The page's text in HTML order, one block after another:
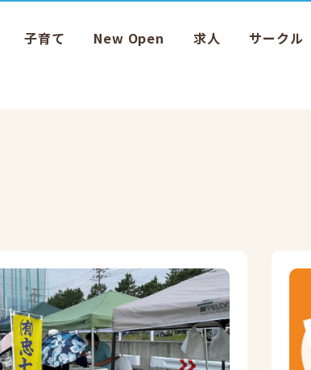
子育て New Open 求人 サークル